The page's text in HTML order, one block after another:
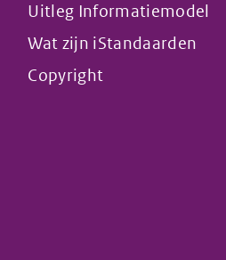
Uitleg Informatiemodel
Wat zijn iStandaarden
Copyright